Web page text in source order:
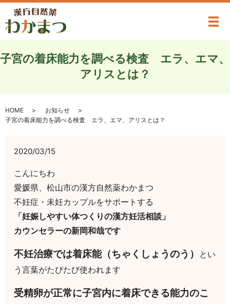
メ
子宮の着床能力を調べる検査 エラ、エマ、
アリスとは？
HOME
お知らせ
子宮の着床能力を調べる検査 エラ、エマ、アリスとは？
2020/03/15
こんにちわ
愛媛県、松山市の漢方自然薬わかまつ
不妊症・未妊カップルをサポートする
「妊娠しやすい体つくりの漢方妊活相談」
カウンセラーの新岡和哉です
不妊治療では着床能（ちゃくしょうのう）
とい
う言葉がたびたび使われます
受精卵が正常に子宮内に着床できる能力のこ